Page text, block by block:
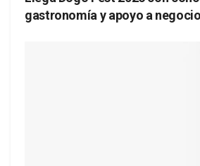
gastronomía y apoyo a